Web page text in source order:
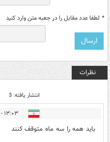
* لطفا عدد مقابل را در جعبه متن وارد کنید
نظرات
انتشار یافته: 3
۱۳:۰۳ - ۱۴۰۰/۰۱/۲۳
باید همه را سه ماه متوقف کنند